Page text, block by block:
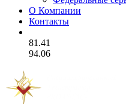
О Компании
Контакты
81.41
94.06